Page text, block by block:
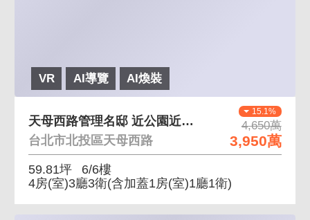
VR AI導覽 AI煥裝
15.1%
4,650萬
3,950萬
天母西路管理名邸 近公園近醫療邊間高樓層有頂家
台北市北投區天母西路
59.81坪
6/6樓
4房(室)3廳3衛(含加蓋1房(室)1廳1衛)